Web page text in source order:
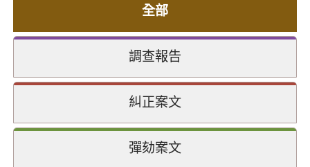
全部
調查報告
糾正案文
彈劾案文